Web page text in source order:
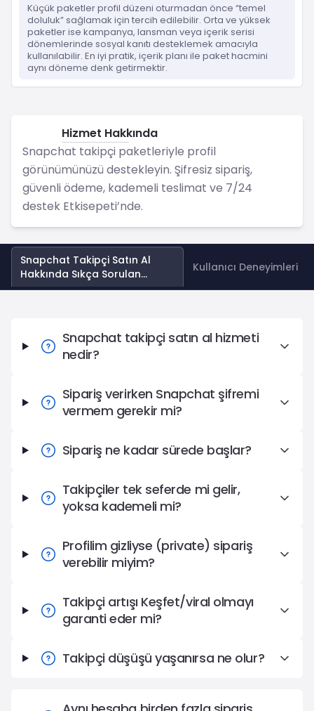
Küçük paketler profil düzeni oturmadan önce “temel
doluluk” sağlamak için tercih edilebilir. Orta ve yüksek
paketler ise kampanya, lansman veya içerik serisi
dönemlerinde sosyal kanıtı desteklemek amacıyla
kullanılabilir. En iyi pratik, içerik planı ile paket hacmini
aynı döneme denk getirmektir.
Hizmet Hakkında
Snapchat takipçi paketleriyle profil
görünümünüzü destekleyin. Şifresiz sipariş,
güvenli ödeme, kademeli teslimat ve 7/24
destek Etkisepeti’nde.
Snapchat Takipçi Satın Al
Hakkında Sıkça Sorulan
Sorular
Kullanıcı Deneyimleri
Snapchat takipçi satın al hizmeti
nedir?
Sipariş verirken Snapchat şifremi
vermem gerekir mi?
Sipariş ne kadar sürede başlar?
Takipçiler tek seferde mi gelir,
yoksa kademeli mi?
Profilim gizliyse (private) sipariş
verebilir miyim?
Takipçi artışı Keşfet/viral olmayı
garanti eder mi?
Takipçi düşüşü yaşanırsa ne olur?